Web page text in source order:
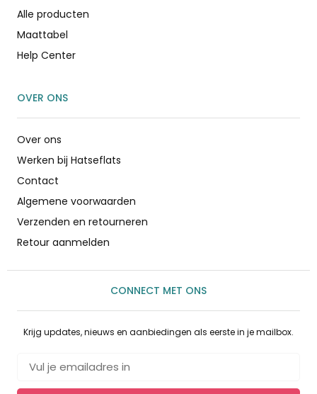
Alle producten
Maattabel
Help Center
OVER ONS
Over ons
Werken bij Hatseflats
Contact
Algemene voorwaarden
Verzenden en retourneren
Retour aanmelden
CONNECT MET ONS
Krijg updates, nieuws en aanbiedingen als eerste in je mailbox.